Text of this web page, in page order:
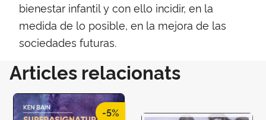
bienestar infantil y con ello incidir, en la
medida de lo posible, en la mejora de las
sociedades futuras.
Articles relacionats
-5%